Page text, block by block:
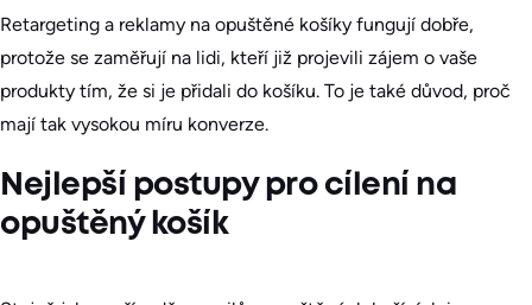
Retargeting a reklamy na opuštěné košíky fungují dobře,
protože se zaměřují na lidi, kteří již projevili zájem o vaše
produkty tím, že si je přidali do košíku. To je také důvod, proč
mají tak vysokou míru konverze.
Nejlepší postupy pro cílení na
opuštěný košík